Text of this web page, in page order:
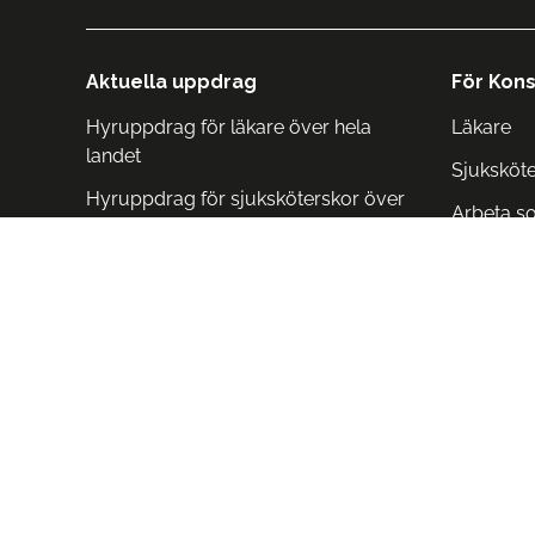
Aktuella uppdrag
Hyruppdrag för läkare över hela
landet
Hyruppdrag för sjuksköterskor över
För
Läkare
Arbeta